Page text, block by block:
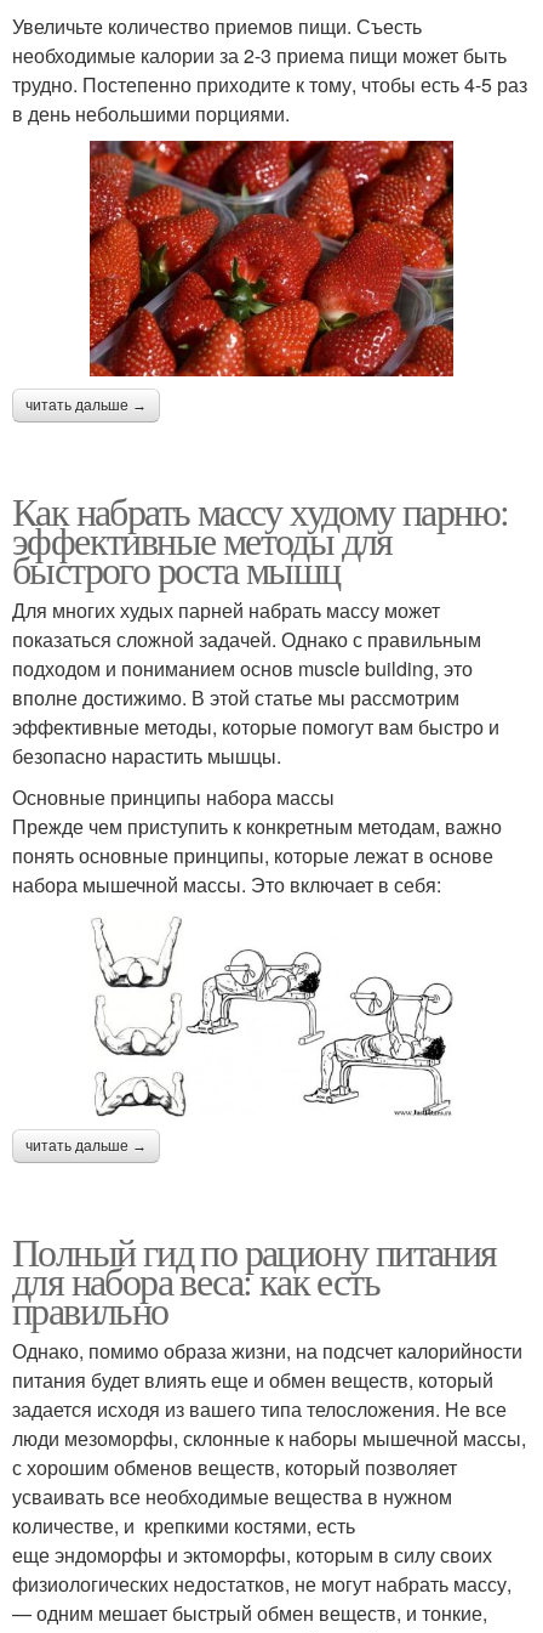
Увеличьте количество приемов пищи. Съесть
необходимые калории за 2-3 приема пищи может быть
трудно. Постепенно приходите к тому, чтобы есть 4-5 раз
в день небольшими порциями.
читать дальше →
Как набрать массу худому парню:
эффективные методы для
быстрого роста мышц
Для многих худых парней набрать массу может
показаться сложной задачей. Однако с правильным
подходом и пониманием основ muscle building, это
вполне достижимо. В этой статье мы рассмотрим
эффективные методы, которые помогут вам быстро и
безопасно нарастить мышцы.
Основные принципы набора массы
Прежде чем приступить к конкретным методам, важно
понять основные принципы, которые лежат в основе
набора мышечной массы. Это включает в себя:
читать дальше →
Полный гид по рациону питания
для набора веса: как есть
правильно
Однако, помимо образа жизни, на подсчет калорийности
питания будет влиять еще и обмен веществ, который
задается исходя из вашего типа телосложения. Не все
люди мезоморфы, склонные к наборы мышечной массы,
с хорошим обменов веществ, который позволяет
усваивать все необходимые вещества в нужном
количестве, и крепкими костями, есть
еще эндоморфы и эктоморфы, которым в силу своих
физиологических недостатков, не могут набрать массу,
— одним мешает быстрый обмен веществ, и тонкие,